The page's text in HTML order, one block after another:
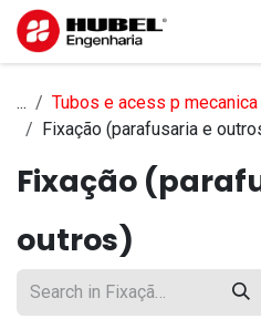
Skip to Content
...
Tubos e acess p mecanica
Fixação (parafusaria e
Fixação
outros)